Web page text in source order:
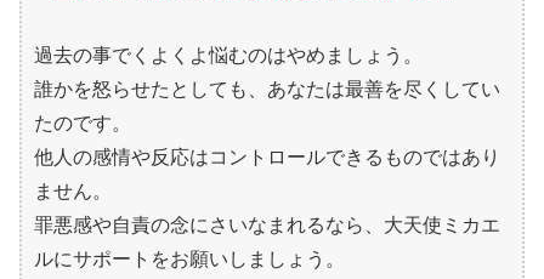
過去の事でくよくよ悩むのはやめましょう。
誰かを怒らせたとしても、あなたは最善を尽くしてい
たのです。
他人の感情や反応はコントロールできるものではあり
ません。
罪悪感や自責の念にさいなまれるなら、大天使ミカエ
ルにサポートをお願いしましょう。